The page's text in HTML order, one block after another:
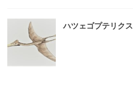
ハツェゴプテリクス